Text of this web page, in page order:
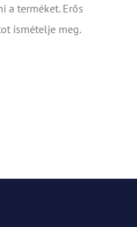
a terméket. Erős
ismételje meg.